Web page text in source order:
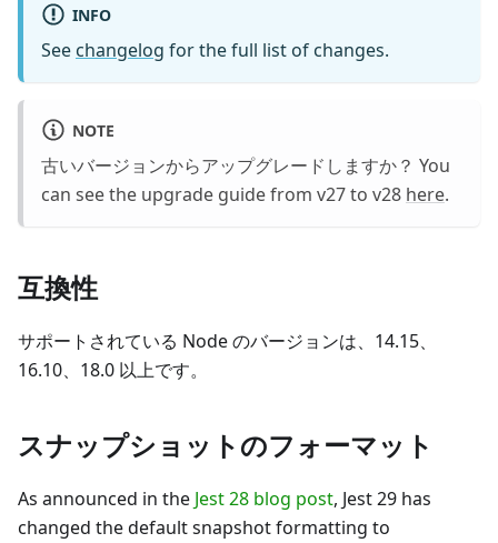
INFO
See changelog for the full list of changes.
NOTE
古いバージョンからアップグレードしますか？ You
can see the upgrade guide from v27 to v28 here.
互換性
サポートされている Node のバージョンは、14.15、
16.10、18.0 以上です。
スナップショットのフォーマット
As announced in the Jest 28 blog post, Jest 29 has
changed the default snapshot formatting to